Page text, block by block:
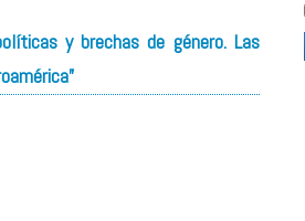
y brechas de género. Las